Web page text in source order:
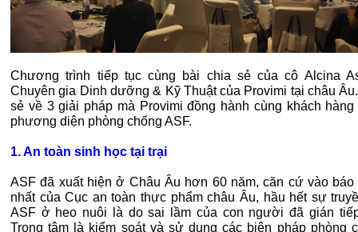
Chương trình tiếp tục cùng bài chia sẻ của cô Alcina
Chuyên gia Dinh dưỡng & Kỹ Thuật của Provimi tại châu
sẻ về 3 giải pháp mà Provimi đồng hành cùng khách hàng
phương diện phòng chống ASF.
1. An toàn sinh học tại trại
ASF đã xuất hiện ở Châu Âu hơn 60 năm, căn cứ vào
nhất của Cục an toàn thực phẩm châu Âu, hầu hết sự
ASF ở heo nuôi là do sai lầm của con người đã gián
Trọng tâm là kiểm soát và sử dụng các biện pháp phòng